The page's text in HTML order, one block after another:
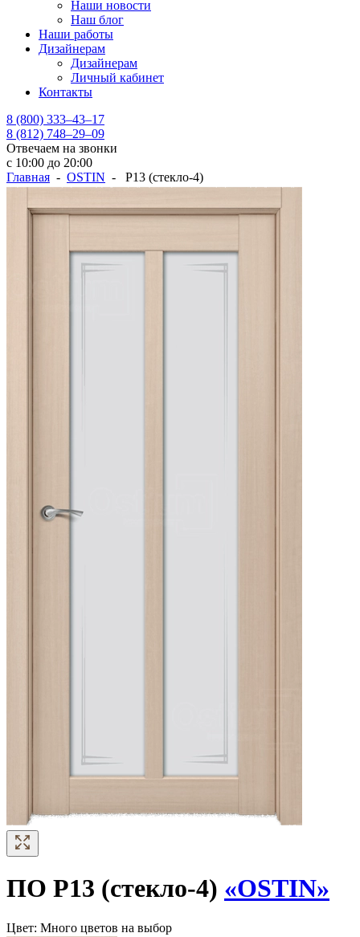
Наши новости
Наш блог
Наши работы
Дизайнерам
Дизайнерам
Личный кабинет
Контакты
8 (800) 333–43–17
8 (812) 748–29–09
Отвечаем на звонки
с 10:00 до 20:00
Главная - OSTIN - Р13 (стекло-4)
ПО Р13 (стекло-4) «OSTIN»
Цвет: Много цветов на выбор